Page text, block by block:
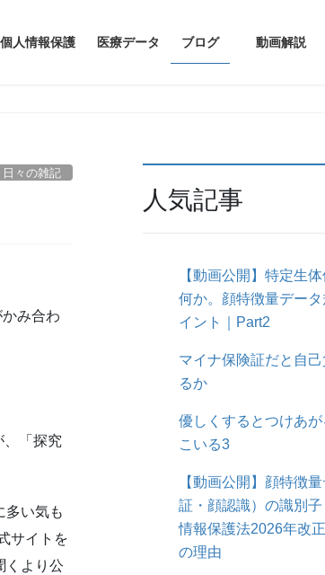
個人情報保護 医療データ ブログ 動画解説
日々の雑記
み合わ
、「探究
多い気も
サイトを
くより公
人気記事
【動画公開】特定生
何か。顔特徴量デー
イント｜Part2
マイナ保険証だと自
るか
優しくするとつけあ
こいる3
【動画公開】顔特徴
証・顔認識）の識別子
情報保護法2026年改
の理由